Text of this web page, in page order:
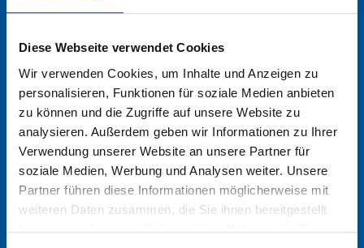
Diese Webseite verwendet Cookies
Wir verwenden Cookies, um Inhalte und Anzeigen zu
personalisieren, Funktionen für soziale Medien anbieten
zu können und die Zugriffe auf unsere Website zu
analysieren. Außerdem geben wir Informationen zu Ihrer
Verwendung unserer Website an unsere Partner für
soziale Medien, Werbung und Analysen weiter. Unsere
Partner führen diese Informationen möglicherweise mit
weiteren Daten zusammen, die Sie ihnen bereitgestellt
AGB
Login
Kundenkonto anlegen
Datenschutz
Kontakt/Impressum
TOP-KATEGORIEN
Druckverschlussbeutel